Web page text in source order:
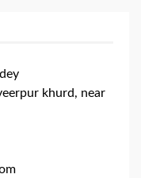
khurd, near